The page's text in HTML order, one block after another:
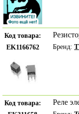
Код товара:
EK1166762
Бренд:
Код товара:
Реле